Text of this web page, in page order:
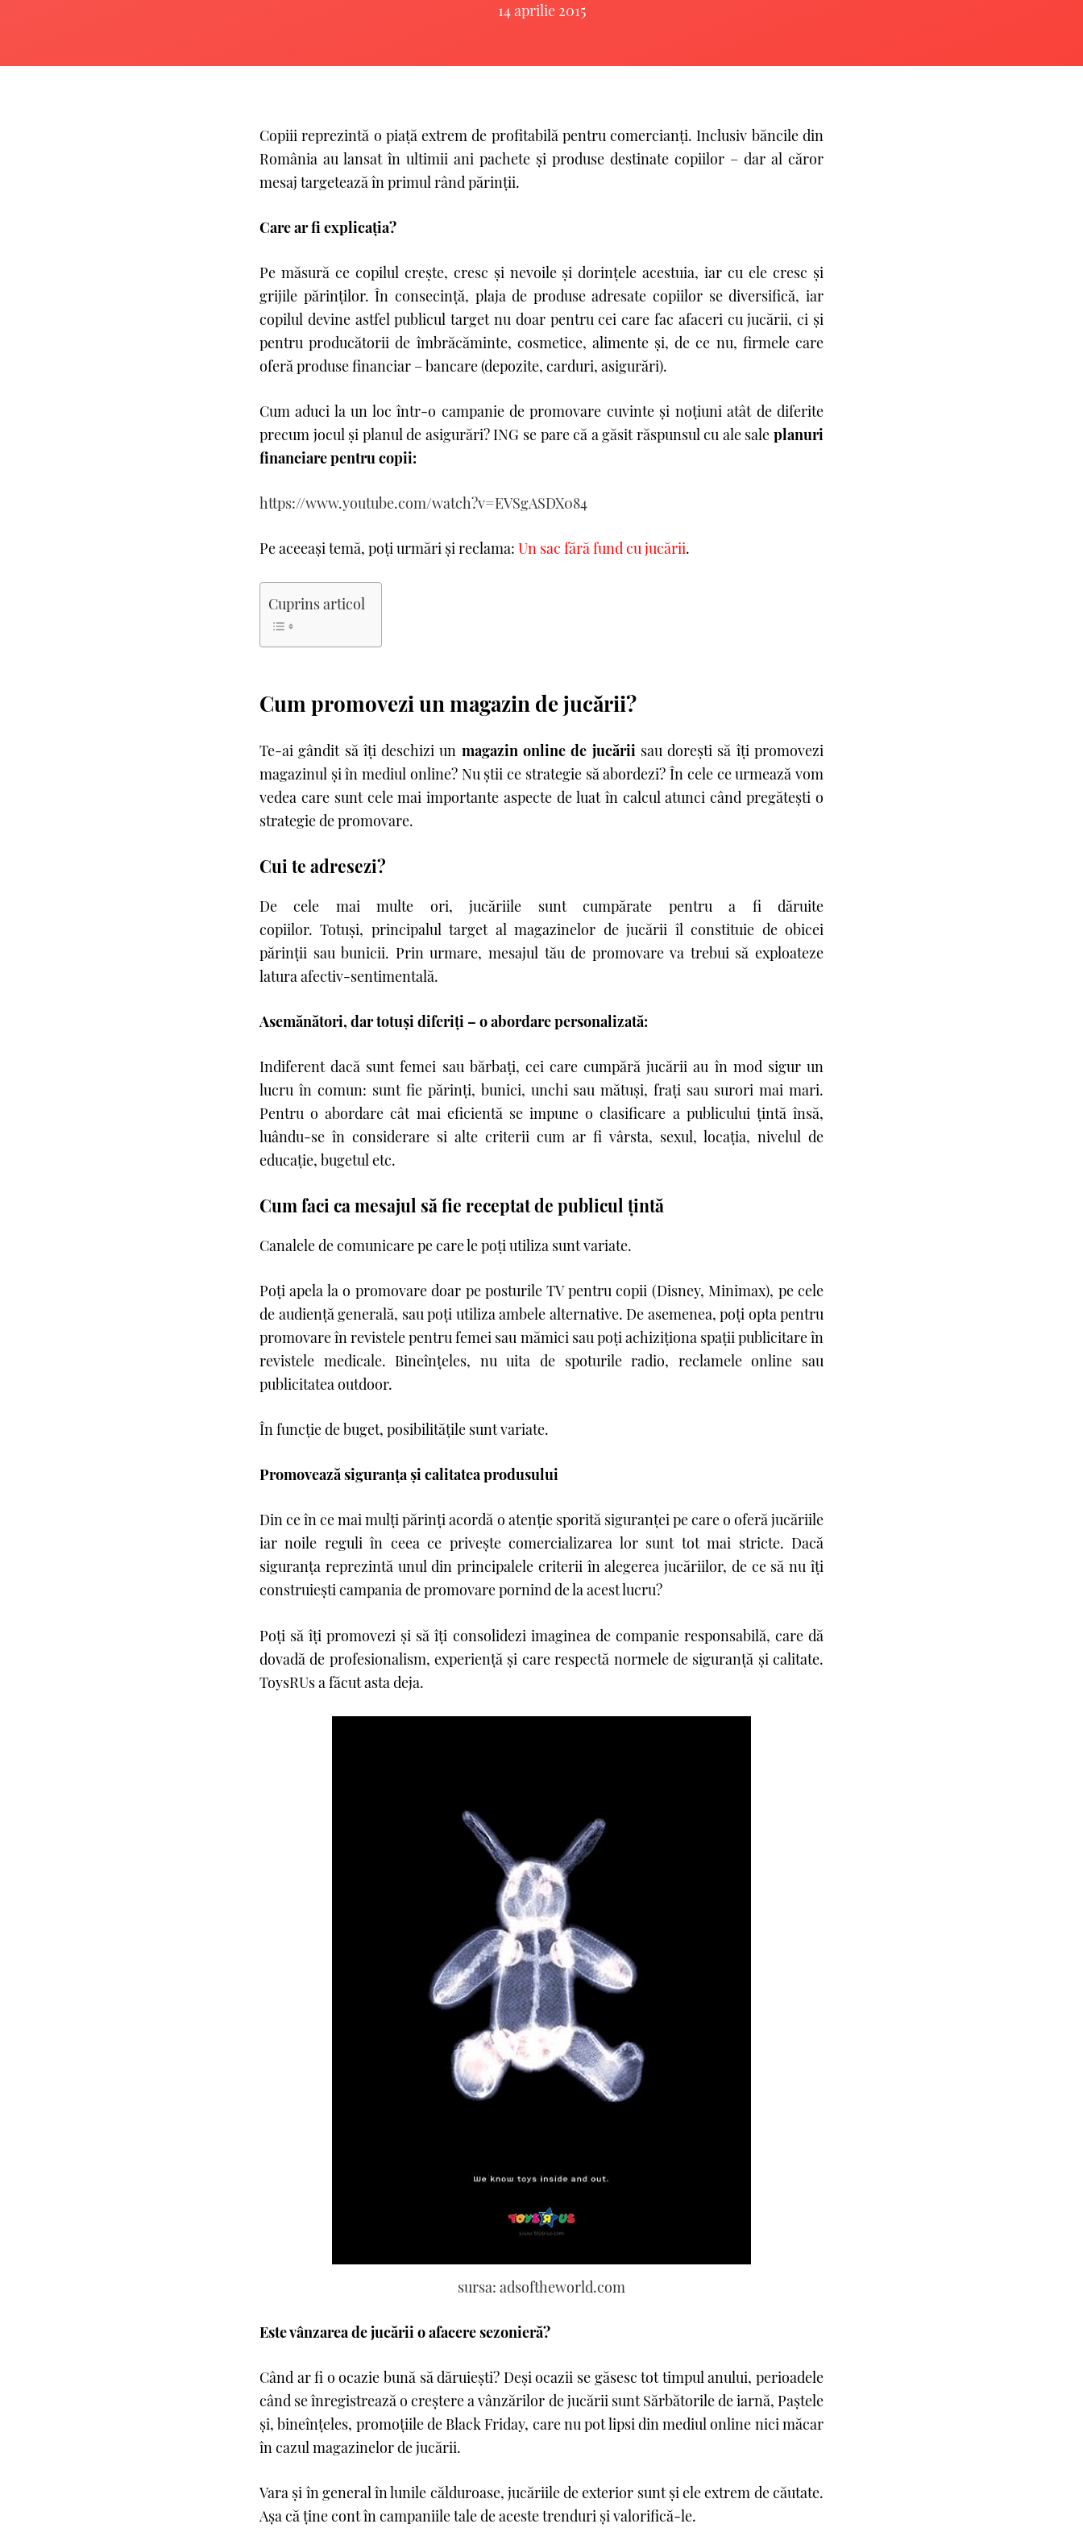
14 aprilie 2015
Copiii reprezintă o piaţă extrem de profitabilă pentru comercianţi. Inclusiv băncile din
România au lansat în ultimii ani pachete şi produse destinate copiilor – dar al căror
mesaj targetează în primul rând părinţii.
Care ar fi explicaţia?
Pe măsură ce copilul creşte, cresc şi nevoile şi dorinţele acestuia, iar cu ele cresc şi
grijile părinţilor. În consecinţă, plaja de produse adresate copiilor se diversifică, iar
copilul devine astfel publicul target nu doar pentru cei care fac afaceri cu jucării, ci şi
pentru producătorii de îmbrăcăminte, cosmetice, alimente şi, de ce nu, firmele care
oferă produse financiar – bancare (depozite, carduri, asigurări).
Cum aduci la un loc într-o campanie de promovare cuvinte şi noţiuni atât de diferite
precum jocul şi planul de asigurări? ING se pare că a găsit răspunsul cu ale sale planuri
financiare pentru copii:
https://www.youtube.com/watch?v=EVSgASDX084
Pe aceeași temă, poți urmări și reclama: Un sac fără fund cu jucării.
Cuprins articol
Cum promovezi un magazin de jucării?
Te-ai gândit să îţi deschizi un magazin online de jucăriisau doreşti să îţi promovezi
magazinul şi în mediul online? Nu ştii ce strategie să abordezi? În cele ce urmează vom
vedea care sunt cele mai importante aspecte de luat în calcul atunci când pregăteşti o
strategie de promovare.
Cui te adresezi?
De cele mai multe ori, jucăriile sunt cumpărate pentru a fi dăruite
copiilor. Totuși, principalul target al magazinelor de jucării îl constituie de obicei
părinţii sau bunicii. Prin urmare, mesajul tău de promovare va trebui să exploateze
latura afectiv-sentimentală.
Asemănători, dar totuşi diferiţi – oabordare personalizată:
Indiferent dacă sunt femei sau bărbaţi, cei care cumpără jucării au în mod sigur un
lucru în comun: sunt fie părinți, bunici, unchi sau mătuşi, frați sau surori mai mari.
Pentru o abordare cât mai eficientă se impune o clasificare a publicului țintă însă,
luându-se în considerare si alte criterii cum ar fi vârsta, sexul, locaţia, nivelul de
educaţie, bugetul etc.
Cum faci ca mesajul să fie receptat de publicul țintă
Canalele de comunicare pe care le poţi utiliza sunt variate.
Poţi apela la o promovare doar pe posturile TV pentru copii (Disney, Minimax), pe cele
de audienţă generală, sau poţi utiliza ambele alternative. De asemenea, poţi opta pentru
promovare în revistele pentru femei sau mămici sau poţi achiziţiona spaţii publicitare în
revistele medicale. Bineînţeles, nu uita de spoturile radio, reclamele online sau
publicitatea outdoor.
În funcţie de buget, posibilităţile sunt variate.
Promovează siguranţa şi calitatea produsului
Din ce în ce mai mulţi părinţi acordă o atenţie sporită siguranţei pe care o oferă jucăriile
iar noile reguli în ceea ce priveşte comercializarea lor sunt tot mai stricte. Dacă
siguranţa reprezintă unul din principalele criterii în alegerea jucăriilor, de ce să nu îţi
construieşti campania de promovare pornind de la acest lucru?
Poţi să îţi promovezi şi să îţi consolidezi imaginea de companie responsabilă, care dă
dovadă de profesionalism, experienţă şi care respectă normele de siguranţă şi calitate.
ToysRUs a făcut asta deja.
sursa: adsoftheworld.com
Este vânzarea de jucării o afacere sezonieră?
Când ar fi o ocazie bună să dăruieşti? Deşi ocazii se găsesc tot timpul anului, perioadele
când se înregistrează o creştere a vânzărilor de jucării sunt Sărbătorile de iarnă, Paştele
și, bineînţeles, promoţiile de Black Friday, care nu pot lipsi din mediul online nici măcar
în cazul magazinelor de jucării.
Vara şi în general în lunile călduroase, jucăriile de exterior sunt şi ele extrem de căutate.
Aşa că ţine cont în campaniile tale de aceste trenduri şi valorifică-le.